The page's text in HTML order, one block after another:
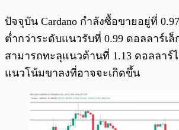
ปัจจุบัน Cardano กำลังซื้อขายอยู่ที่
ต่ำกว่าระดับแนวรับที่ 0.99 ดอลลาร์เ
สามารถทะลุแนวต้านที่ 1.13 ดอลลาร์
แนวโน้มขาลงที่อาจจะเกิดขึ้น